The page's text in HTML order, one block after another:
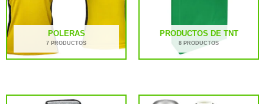
POLERAS
7 PRODUCTOS
PRODUCTOS DE TNT
8 PRODUCTOS